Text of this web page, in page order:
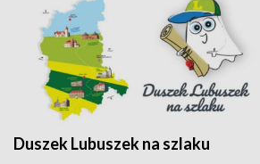
Duszek Lubuszek na szlaku